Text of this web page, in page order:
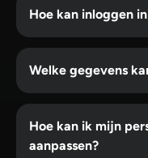
Hoe kan inloggen
Welke gegevens
Hoe kan ik mijn
aanpassen?